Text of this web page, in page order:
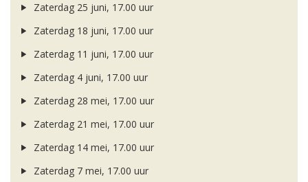
Zaterdag 25 juni, 17.00 uur
Zaterdag 18 juni, 17.00 uur
Zaterdag 11 juni, 17.00 uur
Zaterdag 4 juni, 17.00 uur
Zaterdag 28 mei, 17.00 uur
Zaterdag 21 mei, 17.00 uur
Zaterdag 14 mei, 17.00 uur
Zaterdag 7 mei, 17.00 uur